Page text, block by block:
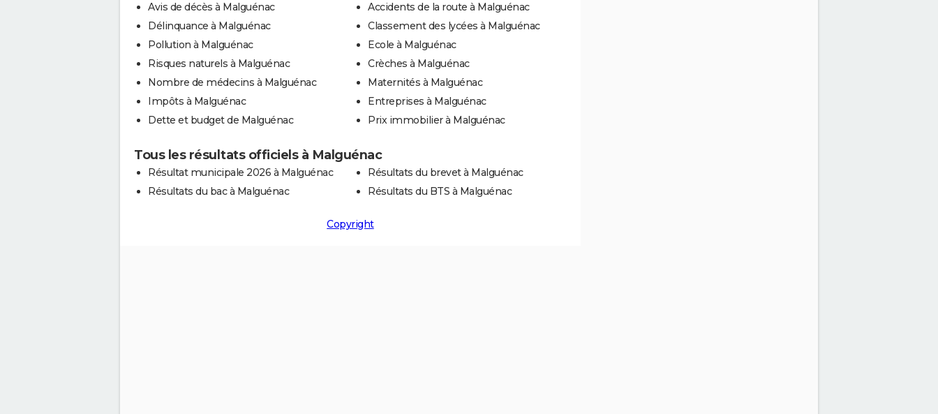
Avis de décès à Malguénac
Délinquance à Malguénac
Pollution à Malguénac
Risques naturels à Malguénac
Nombre de médecins à Malguénac
Impôts à Malguénac
Dette et budget de Malguénac
Accidents de la route à Malguénac
Classement des lycées à Malguénac
Ecole à Malguénac
Crèches à Malguénac
Maternités à Malguénac
Entreprises à Malguénac
Prix immobilier à Malguénac
Tous les résultats officiels à Malguénac
Résultat municipale 2026 à Malguénac
Résultats du bac à Malguénac
Résultats du brevet à Malguénac
Résultats du BTS à Malguénac
Copyright